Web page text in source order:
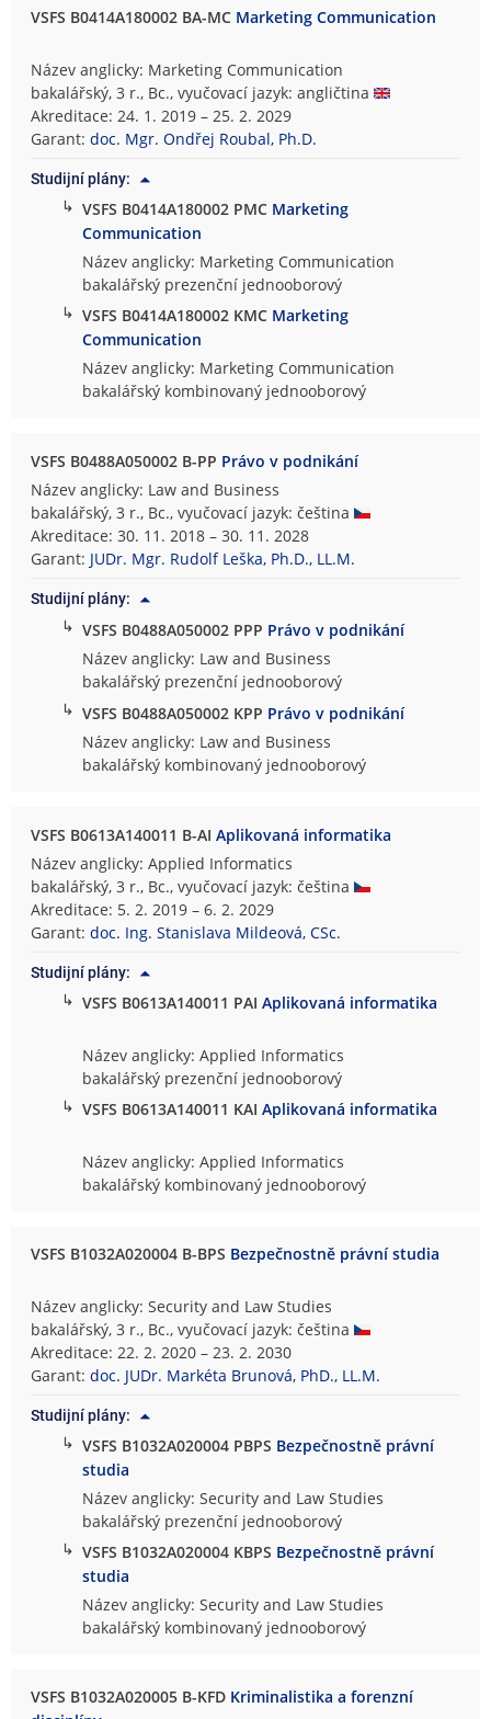
VSFS B0414A180002 BA-MC Marketing Communication
Název anglicky: Marketing Communication
bakalářský, 3 r., Bc., vyučovací jazyk: angličtina
Akreditace: 24. 1. 2019 – 25. 2. 2029
Garant:doc. Mgr. Ondřej Roubal, Ph.D.
Studijní plány:
↳ VSFS B0414A180002 PMC Marketing
Communication
Název anglicky: Marketing Communication
bakalářský prezenční jednooborový
↳ VSFS B0414A180002 KMC Marketing
Communication
Název anglicky: Marketing Communication
bakalářský kombinovaný jednooborový
VSFS B0488A050002 B-PP Právo v podnikání
Název anglicky: Law and Business
bakalářský, 3 r., Bc., vyučovací jazyk: čeština
Akreditace: 30. 11. 2018 – 30. 11. 2028
Garant: JUDr. Mgr. Rudolf Leška, Ph.D., LL.M.
Studijní plány:
↳ VSFS B0488A050002 PPP Právo v podnikání
Název anglicky: Law and Business
bakalářský prezenční jednooborový
↳ VSFS B0488A050002 KPP Právo v podnikání
Název anglicky: Law and Business
bakalářský kombinovaný jednooborový
VSFS B0613A140011 B-AIAplikovaná informatika
Název anglicky: Applied Informatics
bakalářský, 3 r., Bc., vyučovací jazyk: čeština
Akreditace: 5. 2. 2019 – 6. 2. 2029
Garant:doc. Ing. Stanislava Mildeová, CSc.
Studijní plány:
↳ VSFS B0613A140011 PAIAplikovaná informatika
Název anglicky: Applied Informatics
bakalářský prezenční jednooborový
↳ VSFS B0613A140011 KAIAplikovaná informatika
Název anglicky: Applied Informatics
bakalářský kombinovaný jednooborový
VSFS B1032A020004 B-BPS Bezpečnostně právní studia
Název anglicky: Security and Law Studies
bakalářský, 3 r., Bc., vyučovací jazyk: čeština
Akreditace: 22. 2. 2020 – 23. 2. 2030
Garant:doc. JUDr. Markéta Brunová, PhD., LL.M.
Studijní plány:
↳ VSFS B1032A020004 PBPS Bezpečnostně právní
studia
Název anglicky: Security and Law Studies
bakalářský prezenční jednooborový
↳ VSFS B1032A020004 KBPS Bezpečnostně právní
studia
Název anglicky: Security and Law Studies
bakalářský kombinovaný jednooborový
VSFS B1032A020005 B-KFD Kriminalistika a forenzní